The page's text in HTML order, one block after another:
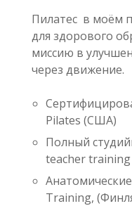
Пилатес в моём
для здорового
миссию в
через движение.
Pilates (США)
Полный
teacher
Training,